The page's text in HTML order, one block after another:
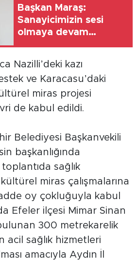
Başkan Maraş:
Sanayicimizin sesi
olmaya devam
Nazilli’deki kazı
ve Karacasu’daki
miras projesi
de kabul edildi.
Belediyesi Başkanvekili
başkanlığında
sağlık
miras çalışmalarına
oy çokluğuyla kabul
Efeler ilçesi Mimar Sinan
300 metrekarelik
acil sağlık hizmetleri
amacıyla Aydın İl